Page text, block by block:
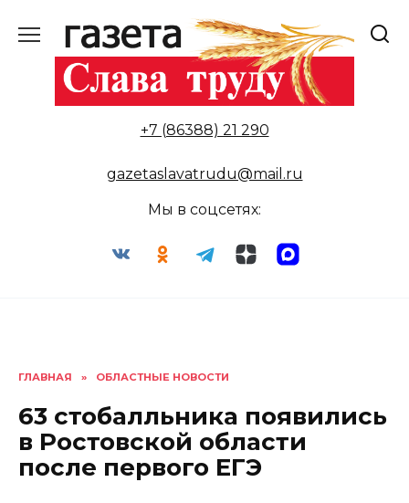
содержанию
+7 (86388) 21 290
gazetaslavatrudu@mail.ru
Мы в соцсетях:
ГЛАВНАЯ » ОБЛАСТНЫЕ НОВОСТИ
63 стобалльника появились
в Ростовской области
после первого ЕГЭ